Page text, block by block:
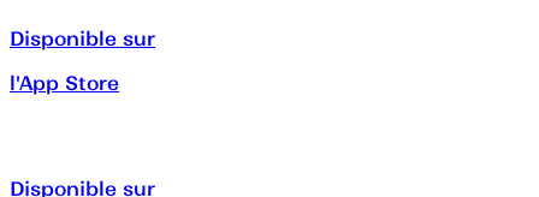
Disponible sur
l'App Store
Disponible sur